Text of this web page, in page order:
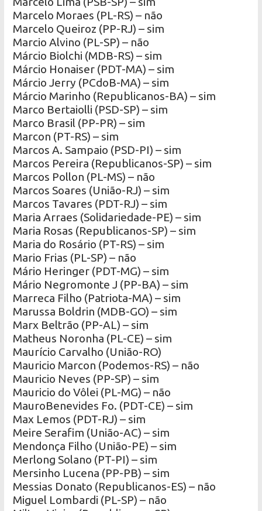
Marcelo Moraes (PL-RS) – não
Marcelo Queiroz (PP-RJ) – sim
Marcio Alvino (PL-SP) – não
Márcio Biolchi (MDB-RS) – sim
Márcio Honaiser (PDT-MA) – sim
Márcio Jerry (PCdoB-MA) – sim
Márcio Marinho (Republicanos-BA) – sim
Marco Bertaiolli (PSD-SP) – sim
Marco Brasil (PP-PR) – sim
Marcon (PT-RS) – sim
Marcos A. Sampaio (PSD-PI) – sim
Marcos Pereira (Republicanos-SP) – sim
Marcos Pollon (PL-MS) – não
Marcos Soares (União-RJ) – sim
Marcos Tavares (PDT-RJ) – sim
Maria Arraes (Solidariedade-PE) – sim
Maria Rosas (Republicanos-SP) – sim
Maria do Rosário (PT-RS) – sim
Mario Frias (PL-SP) – não
Mário Heringer (PDT-MG) – sim
Mário Negromonte J (PP-BA) – sim
Marreca Filho (Patriota-MA) – sim
Marussa Boldrin (MDB-GO) – sim
Marx Beltrão (PP-AL) – sim
Matheus Noronha (PL-CE) – sim
Maurício Carvalho (União-RO)
Mauricio Marcon (Podemos-RS) – não
Mauricio Neves (PP-SP) – sim
Mauricio do Vôlei (PL-MG) – não
MauroBenevides Fo. (PDT-CE) – sim
Max Lemos (PDT-RJ) – sim
Meire Serafim (União-AC) – sim
Mendonça Filho (União-PE) – sim
Merlong Solano (PT-PI) – sim
Mersinho Lucena (PP-PB) – sim
Messias Donato (Republicanos-ES) – não
Miguel Lombardi (PL-SP) – não